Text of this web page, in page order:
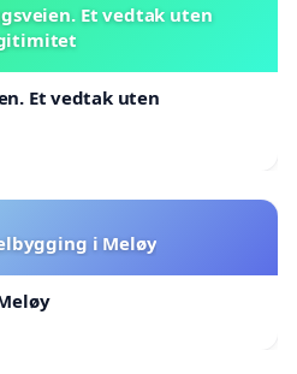
Et vedtak uten
Et vedtak uten
i Meløy